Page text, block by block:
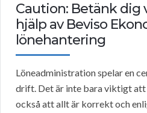
Caution: Betänk dig
hjälp av Beviso
lönehantering
Löneadministration spelar en
drift. Det är inte bara viktigt att
också att allt är korrekt och